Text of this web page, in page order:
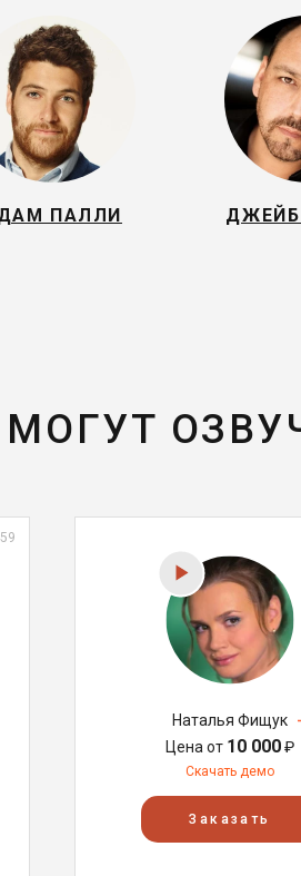
ПАЛЛИ
Наталья Фищук
Цена от 10 000₽
Скачать демо
Заказать